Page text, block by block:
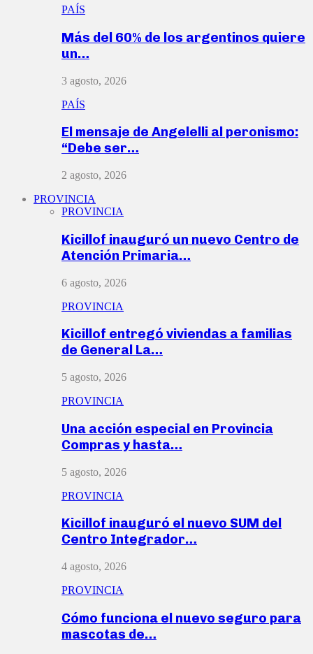
PAÍS
Más del 60% de los argentinos quiere
un…
3 agosto, 2026
PAÍS
El mensaje de Angelelli al peronismo:
“Debe ser…
2 agosto, 2026
PROVINCIA
PROVINCIA
Kicillof inauguró un nuevo Centro de
Atención Primaria…
6 agosto, 2026
PROVINCIA
Kicillof entregó viviendas a familias
de General La…
5 agosto, 2026
PROVINCIA
Una acción especial en Provincia
Compras y hasta…
5 agosto, 2026
PROVINCIA
Kicillof inauguró el nuevo SUM del
Centro Integrador…
4 agosto, 2026
PROVINCIA
Cómo funciona el nuevo seguro para
mascotas de…